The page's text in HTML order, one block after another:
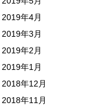
2019年4月
2019年3月
2019年2月
2019年1月
2018年12月
2018年11月